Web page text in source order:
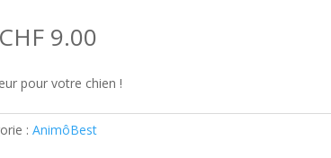
CHF9.00Plage
CHF 5.60
pour votre chien !
: AnimôBest